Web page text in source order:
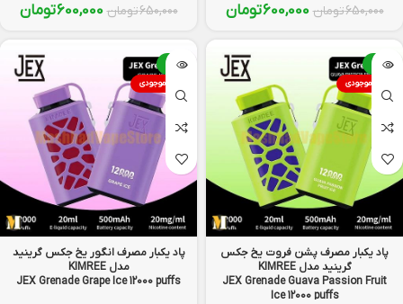
650,000تومان 600,000تومان 650,000تومان 600,000تومان
-8%
اتمام موجودی
پاد یکبار مصرف پشن فروت یخ جکس
گرینید مدل KIMREE
JEX Grenade Guava Passion Fruit
Ice 12000 puffs
-8%
اتمام موجودی
پاد یکبار مصرف انگور یخ جکس گرینید
مدل KIMREE
JEX Grenade Grape Ice 12000 puffs